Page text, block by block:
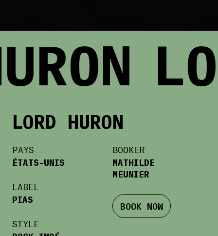
LORD HURON
PAYS
ÉTATS-UNIS
LABEL
PIAS
STYLE
BOOKER
MATHILDE
MEUNIER
BOOK NOW